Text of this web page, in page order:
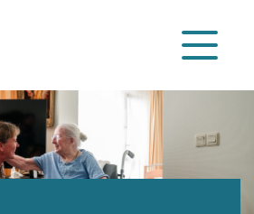
Klap
navigatie